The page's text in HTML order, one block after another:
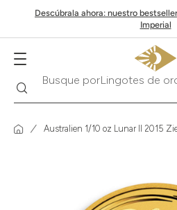
Descúbrala ahora: nuestro
Imperial
Busque porLingotes de
Australien 1/10 oz Lunar II 2015